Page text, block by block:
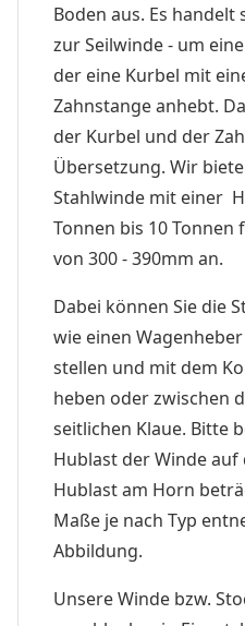
Boden aus. Es handelt
zur Seilwinde - um
der eine Kurbel mit
Zahnstange anhebt.
der Kurbel und der
Übersetzung. Wir
Stahlwinde mit einer
Tonnen bis 10
von 300 - 390mm an.
Dabei können Sie die
wie einen
stellen und mit dem
heben oder zwischen
seitlichen Klaue. Bitte
Hublast der Winde auf
Hublast am Horn
Maße je nach Typ
Abbildung.
Unsere Winde bzw.